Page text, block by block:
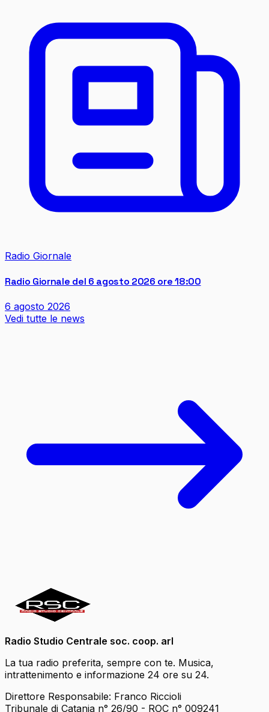
Radio Giornale
Radio Giornale del 6 agosto 2026 ore 18:00
6 agosto 2026
Vedi tutte le news
Radio Studio Centrale soc. coop. arl
La tua radio preferita, sempre con te. Musica,
intrattenimento e informazione 24 ore su 24.
Direttore Responsabile: Franco Riccioli
Tribunale di Catania n° 26/90 - ROC n° 009241